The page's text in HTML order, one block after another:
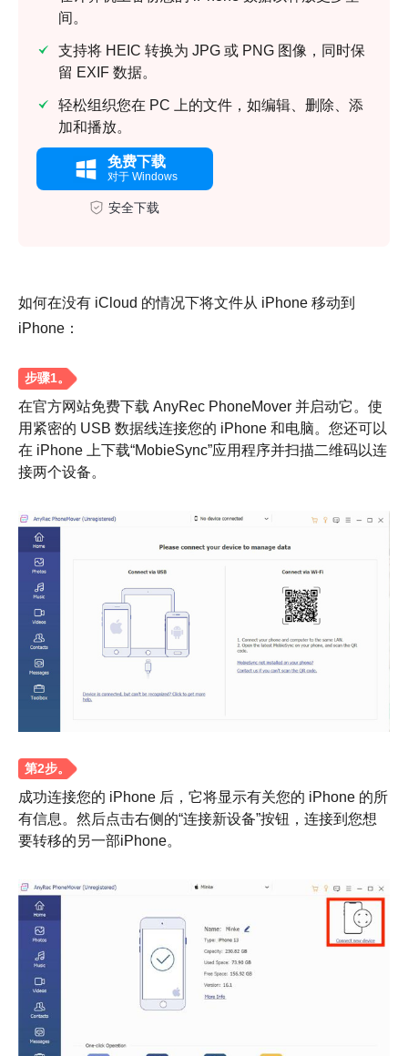
间。
支持将 HEIC 转换为 JPG 或 PNG 图像，同时保
留 EXIF 数据。
轻松组织您在 PC 上的文件，如编辑、删除、添
加和播放。
免费下载
对于 Windows
安全下载
如何在没有 iCloud 的情况下将文件从 iPhone 移动到
iPhone：
步骤1。
在官方网站免费下载 AnyRec PhoneMover 并启动它。使
用紧密的 USB 数据线连接您的 iPhone 和电脑。您还可以
在 iPhone 上下载“MobieSync”应用程序并扫描二维码以连
接两个设备。
成功连接您的 iPhone 后，它将显示有关您的 iPhone 的所
有信息。然后点击右侧的“连接新设备”按钮，连接到您想
要转移的另一部iPhone。